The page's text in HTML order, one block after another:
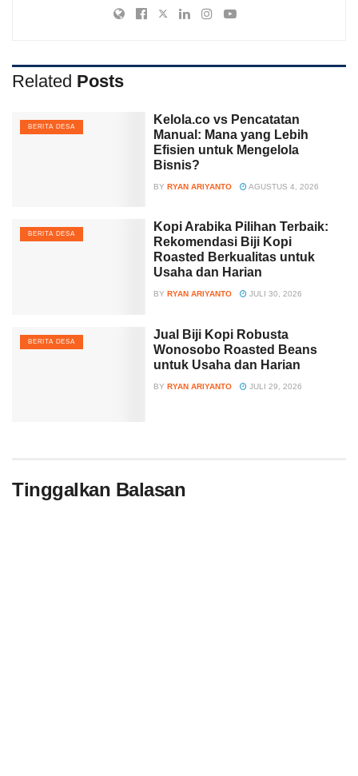
Related Posts
BERITA DESA
Kelola.co vs Pencatatan
Manual: Mana yang Lebih
Efisien untuk Mengelola
Bisnis?
BY RYAN ARIYANTO AGUSTUS 4, 2026
BERITA DESA
Kopi Arabika Pilihan Terbaik:
Rekomendasi Biji Kopi
Roasted Berkualitas untuk
Usaha dan Harian
BY RYAN ARIYANTO JULI 30, 2026
BERITA DESA
Jual Biji Kopi Robusta
Wonosobo Roasted Beans
untuk Usaha dan Harian
BY RYAN ARIYANTO JULI 29, 2026
Tinggalkan Balasan